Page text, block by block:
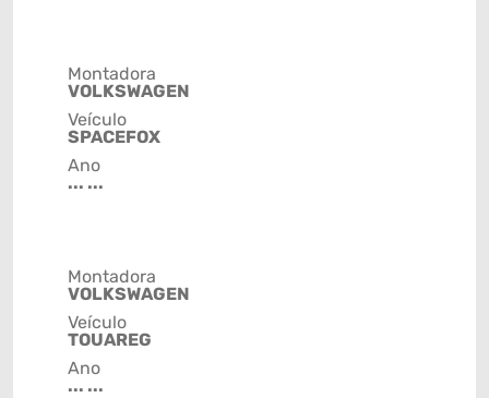
Montadora
VOLKSWAGEN
Veículo
SPACEFOX
Ano
... ...
Montadora
VOLKSWAGEN
Veículo
TOUAREG
Ano
... ...